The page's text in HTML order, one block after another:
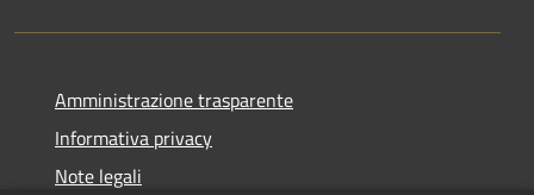
Amministrazione trasparente
Informativa privacy
Note legali